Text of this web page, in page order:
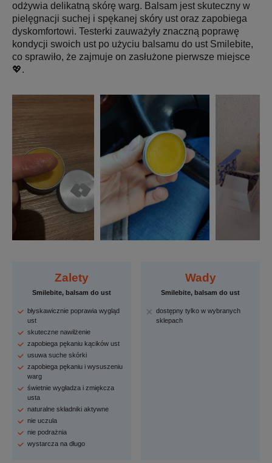
odżywia delikatną skórę warg. Balsam jest skuteczny w
pielęgnacji suchej i spękanej skóry ust oraz zapobiega
dyskomfortowi. Testerki zauważyły znaczną poprawę
kondycji swoich ust po użyciu balsamu do ust Smilebite,
co sprawiło, że zajmuje on zasłużone pierwsze miejsce
💖.
Zalety
Smilebite, balsam do ust
błyskawicznie poprawia wygląd
ust
skuteczne nawilżenie
zapobiega pękaniu kącików ust
usuwa suche skórki
zapobiega pękaniu i wysuszeniu
warg
świetnie wygładza i zmiękcza
usta
naturalne składniki aktywne
nie uczula
nie podrażnia
wystarcza na długo
Wady
Smilebite, balsam do ust
dostępny tylko w wybranych
sklepach